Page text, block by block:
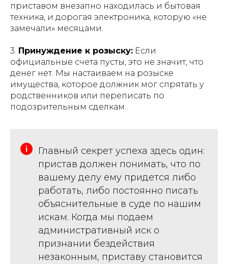
приставом внезапно находилась и бытовая
техника, и дорогая электроника, которую «не
замечали» месяцами.
3. Принуждение к розыску: Если
официальные счета пусты, это не значит, что
денег нет. Мы настаиваем на розыске
имущества, которое должник мог спрятать у
родственников или переписать по
подозрительным сделкам.
Главный секрет успеха здесь один:
пристав должен понимать, что по
вашему делу ему придется либо
работать, либо постоянно писать
объяснительные в суде по нашим
искам. Когда мы подаем
административный иск о
признании бездействия
незаконным, приставу становится